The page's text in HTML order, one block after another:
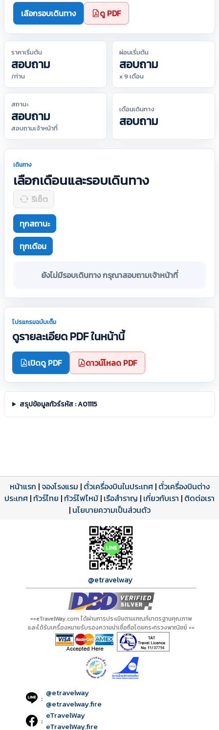
เลือกรอบเดินทาง ดู PDF
ราคาเริ่มต้น
สอบถาม
/ท่าน
ผ่อนเริ่มต้น
สอบถาม
x 9 เดือน
สถานะ
สอบถาม
สอบถามเจ้าหน้าที่
เดือนเดินทาง
สอบถาม
เดินทาง
เลือกเดือนและรอบเดินทาง
รีเซ็ต
ทุกสถานะ
ทุกเดือน
ยังไม่มีรอบเดินทาง กรุณาสอบถามเจ้าหน้าที่
โปรแกรมฉบับเต็ม
ดูรายละเอียด PDF ในหน้านี้
เปิดดู PDF ดาวน์โหลด PDF
สรุปข้อมูลทัวร์รหัส : A01115
โปรแกรมทัวร์
ดาวน์โหลด PDF
รีวิวลูกค้าจริง
รีวิวจาก eTravelWay
เปิดหน้าเต็ม
ใบอนุญาตนำเที่ยว
เลขที่ 11/11450
เปิดหน้าเต็ม
หน้าแรก |จองโรงแรม | ตั๋วเครื่องบินในประเทศ| ตั๋วเครื่องบินต่าง
ประเทศ | ทัวร์ไทย | ทัวร์ไฟไหม้ | เรือสำราญ | เกี่ยวกับเรา | ติดต่อเรา
| นโยบายความเป็นส่วนตัว
@etravelway
==eTravelWay.com ได้ผ่านการประเมินตามเกณฑ์มาตรฐานคุณภาพ
และได้รับเครื่องหมายรับรองความน่าเชื่อถือโดยกระทรวงพาณิชย์ ==
: @etravelway
@etravelway.fire
: eTravelWay
eTravelWay.fire